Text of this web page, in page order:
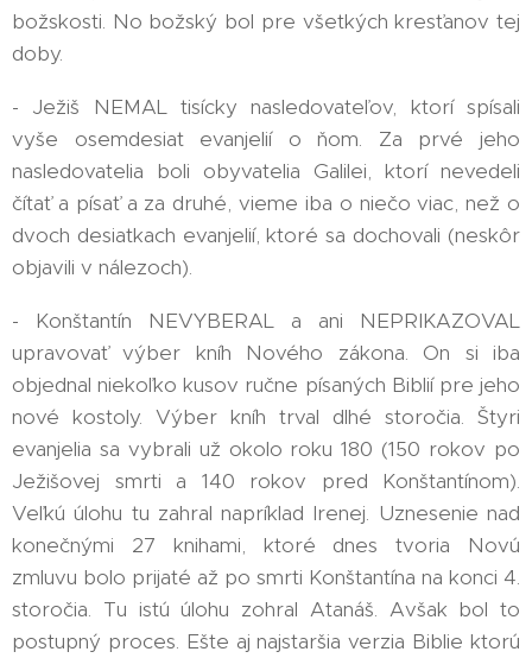
božskosti. No božský bol pre všetkých kresťanov tej
doby.
- Ježiš NEMAL tisícky nasledovateľov, ktorí spísali
vyše osemdesiat evanjelií o ňom. Za prvé jeho
nasledovatelia boli obyvatelia Galilei, ktorí nevedeli
čítať a písať a za druhé, vieme iba o niečo viac, než o
dvoch desiatkach evanjelií, ktoré sa dochovali (neskôr
objavili v nálezoch).
- Konštantín NEVYBERAL a ani NEPRIKAZOVAL
upravovať výber kníh Nového zákona. On si iba
objednal niekoľko kusov ručne písaných Biblií pre jeho
nové kostoly. Výber kníh trval dlhé storočia. Štyri
evanjelia sa vybrali už okolo roku 180 (150 rokov po
Ježišovej smrti a 140 rokov pred Konštantínom).
Veľkú úlohu tu zahral napríklad Irenej. Uznesenie nad
konečnými 27 knihami, ktoré dnes tvoria Novú
zmluvu bolo prijaté až po smrti Konštantína na konci 4.
storočia. Tu istú úlohu zohral Atanáš. Avšak bol to
postupný proces. Ešte aj najstaršia verzia Biblie ktorú